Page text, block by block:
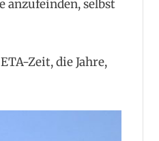
anzufeinden, selbst
Zeit, die Jahre,